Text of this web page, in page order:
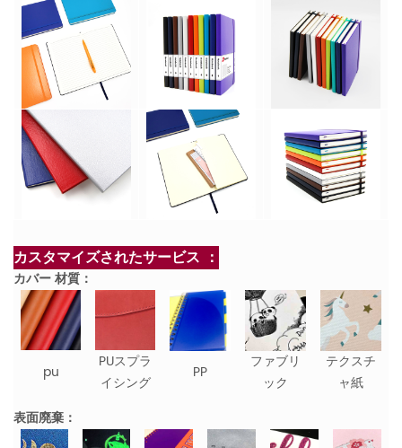
カスタマイズされたサービス ：
カバー 材質：
pu
PUスプラ
イシング
PP
ファブリ
ック
テクスチ
ャ紙
表面廃棄：